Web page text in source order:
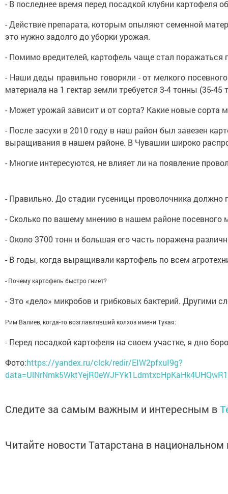
- В последнее время перед посадкой клубни картофеля
- Действие препарата, которым опыляют семенной
это нужно задолго до уборки урожая.
- Помимо вредителей, картофель чаще стал поражаться
- Наши деды правильно говорили - от мелкого
материала на 1 гектар земли требуется 3-4 тонны (35-45
- Может урожай зависит и от сорта? Какие новые сорта
- После засухи в 2010 году в наш район был завезен
выращивания в нашем районе. В Чувашии широко
- Многие интересуются, не влияет ли на появление
- Правильно. До стадии гусеницы проволочника должно
- Сколько по вашему мнению в нашем районе посевного
- Около 3700 тонн и большая его часть поражена
- В годы, когда выращивали картофель по всем
- Почему картофель быстро гниет?
- Это «дело» микробов и грибковых бактерий. Другими
Рим Валиев, когда-то возглавлявший колхоз имени Тукая:
- Перед посадкой картофеля на своем участке, я дно
Фото:https://yandex.ru/clck/redir/EIW2pfxuI9g?
Следите за самым важным и интересным в
Читайте новости Татарстана в